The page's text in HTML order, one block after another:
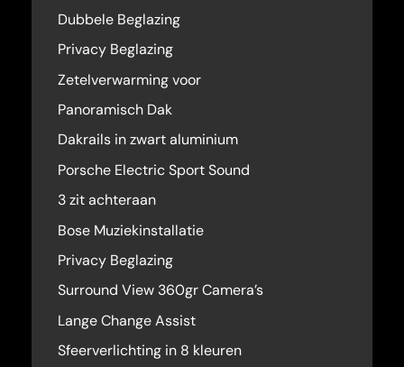
Dubbele Beglazing
Privacy Beglazing
Zetelverwarming voor
Panoramisch Dak
Dakrails in zwart aluminium
Porsche Electric Sport Sound
3 zit achteraan
Bose Muziekinstallatie
Privacy Beglazing
Surround View 360gr Camera’s
Lange Change Assist
Sfeerverlichting in 8 kleuren